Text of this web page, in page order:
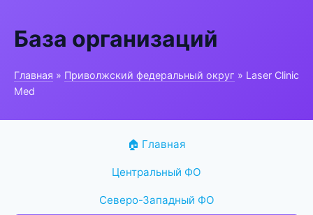
База организаций
Главная » Приволжский федеральный округ » Laser Clinic
Med
🏠 Главная
Центральный ФО
Северо-Западный ФО